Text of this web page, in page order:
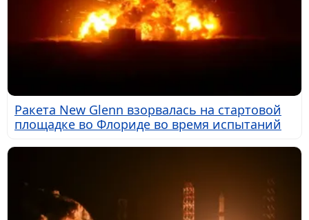
Ракета New Glenn взорвалась на стартовой
площадке во Флориде во время испытаний